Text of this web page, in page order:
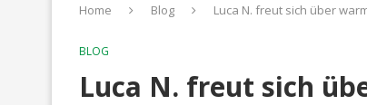
Home Blog Luca N. freut sich über
BLOG
Luca N. freut sich